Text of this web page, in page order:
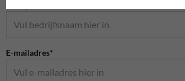
E-mailadres*